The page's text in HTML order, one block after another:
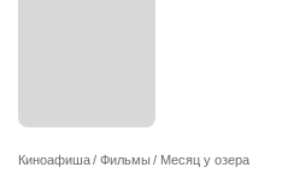
Киноафиша Фильмы Месяц у озера